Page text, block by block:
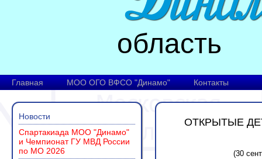
область
Главная МОО ОГО ВФСО "Динамо" Контакты
Новости
Спартакиада МОО "Динамо"
и Чемпионат ГУ МВД России
по МО 2026
ОТКРЫТЫЕ
(30